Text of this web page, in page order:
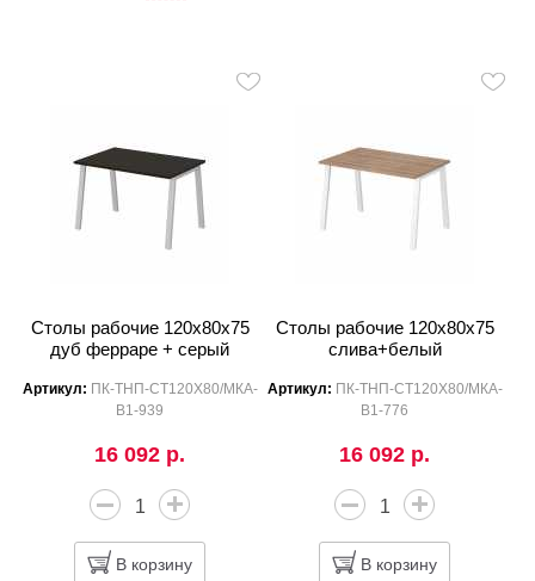
Столы рабочие 120x80x75
дуб ферраре + серый
Артикул: ПК-ТНП-СТ120Х80/МКА-
В1-939
16 092 р.
В корзину
Столы рабочие 120x80x75
слива+белый
Артикул: ПК-ТНП-СТ120Х80/МКА-
В1-776
16 092 р.
В корзину